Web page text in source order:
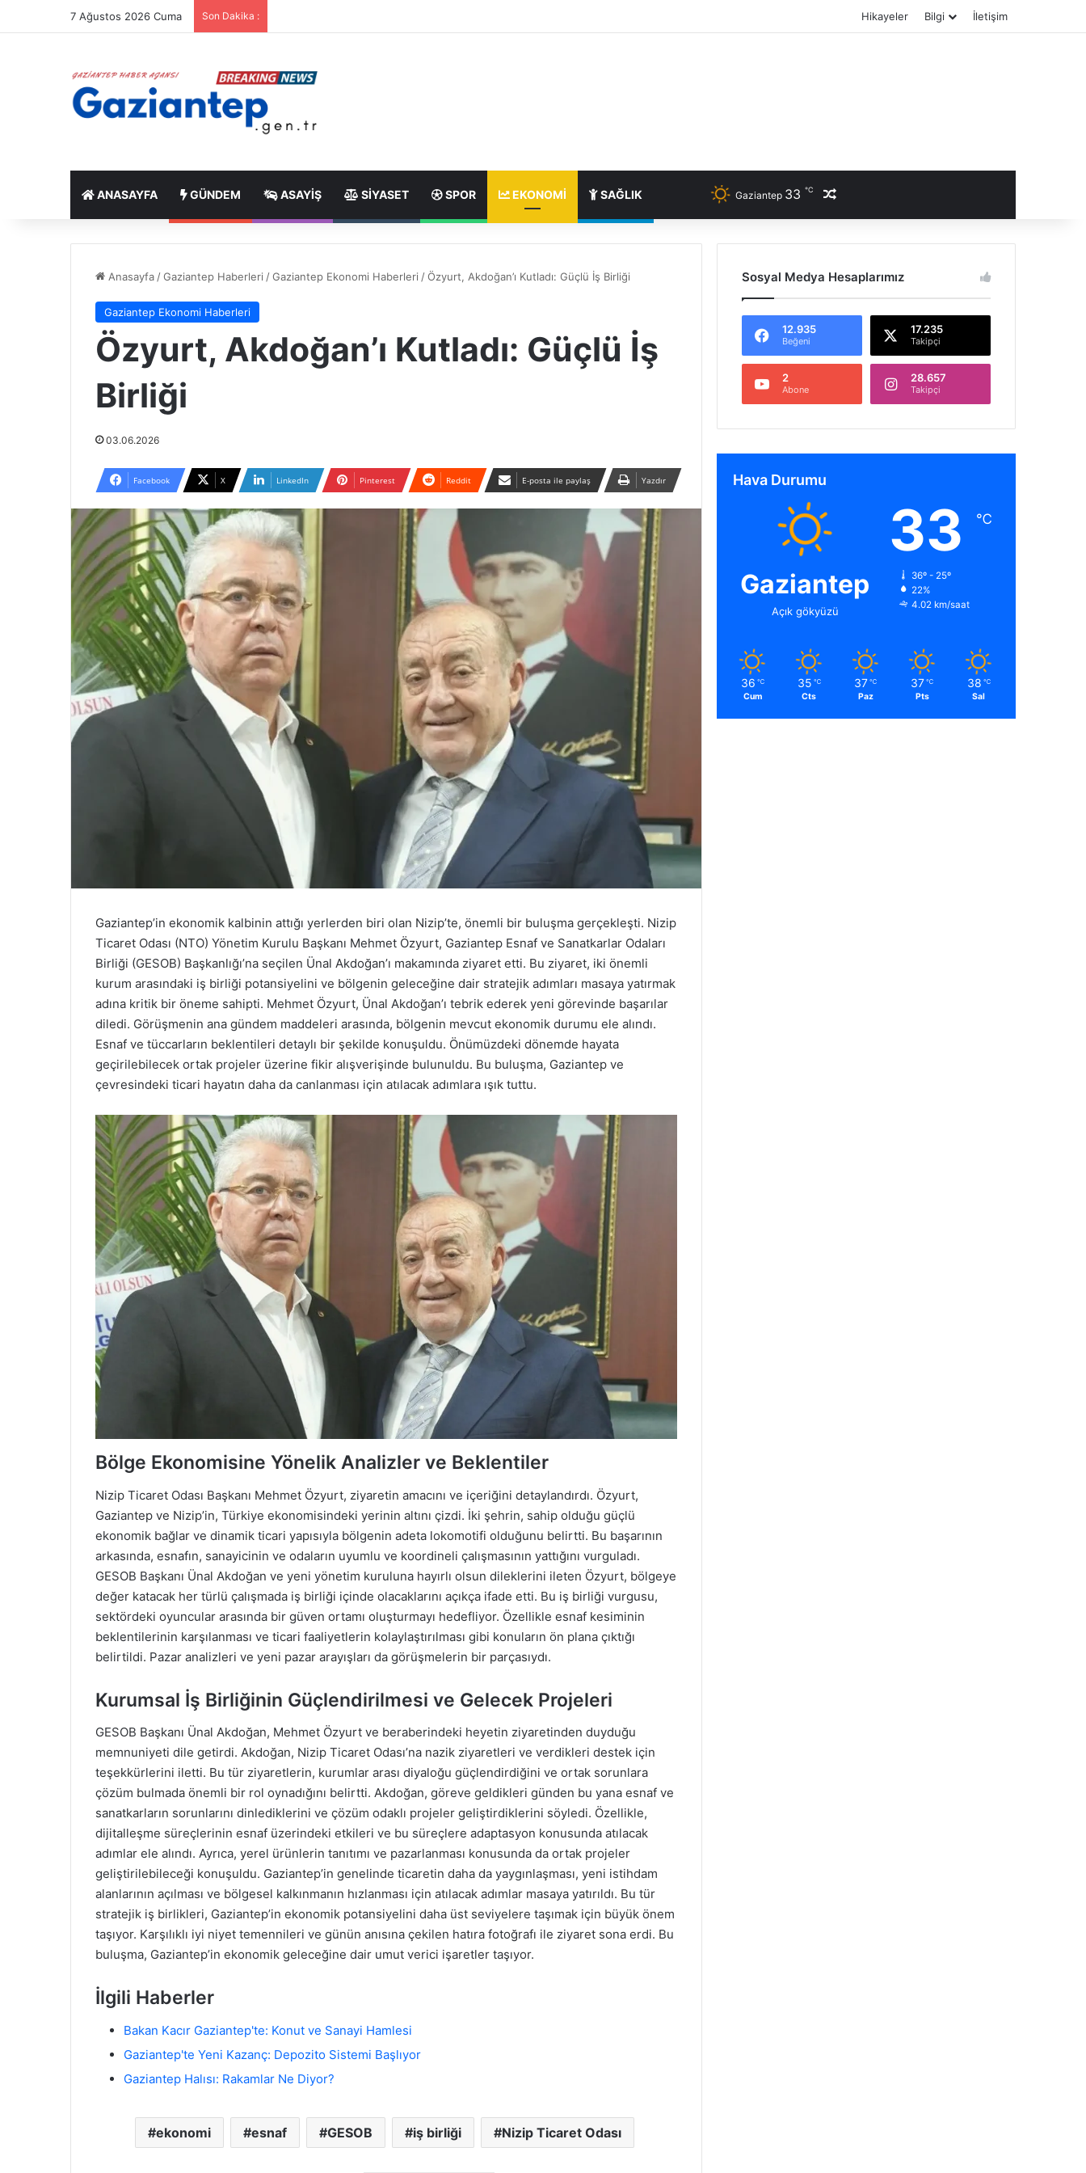
7 Ağustos 2026 Cuma Son Dakika : Hikayeler Bilgi İletişim
ANASAYFA GÜNDEM ASAYIŞ SIYASET SPOR EKONOMI SAĞLIK Gaziantep 33 ℃
Anasayfa /Gaziantep Haberleri /Gaziantep Ekonomi Haberleri /Özyurt, Akdoğan’ı Kutladı: Güçlü İş Birliği
Gaziantep Ekonomi Haberleri
Özyurt, Akdoğan’ı Kutladı: Güçlü İş
Birliği
03.06.2026
Facebook X LinkedIn Pinterest Reddit E-posta ile paylaş Yazdır
Gaziantep’in ekonomik kalbinin attığı yerlerden biri olan Nizip’te, önemli bir buluşma gerçekleşti. Nizip
Ticaret Odası (NTO) Yönetim Kurulu Başkanı Mehmet Özyurt, Gaziantep Esnaf ve Sanatkarlar Odaları
Birliği (GESOB) Başkanlığı’na seçilen Ünal Akdoğan’ı makamında ziyaret etti. Bu ziyaret, iki önemli
kurum arasındaki iş birliği potansiyelini ve bölgenin geleceğine dair stratejik adımları masaya yatırmak
adına kritik bir öneme sahipti. Mehmet Özyurt, Ünal Akdoğan’ı tebrik ederek yeni görevinde başarılar
diledi. Görüşmenin ana gündem maddeleri arasında, bölgenin mevcut ekonomik durumu ele alındı.
Esnaf ve tüccarların beklentileri detaylı bir şekilde konuşuldu. Önümüzdeki dönemde hayata
geçirilebilecek ortak projeler üzerine fikir alışverişinde bulunuldu. Bu buluşma, Gaziantep ve
çevresindeki ticari hayatın daha da canlanması için atılacak adımlara ışık tuttu.
Bölge Ekonomisine Yönelik Analizler ve Beklentiler
Nizip Ticaret Odası Başkanı Mehmet Özyurt, ziyaretin amacını ve içeriğini detaylandırdı. Özyurt,
Gaziantep ve Nizip’in, Türkiye ekonomisindeki yerinin altını çizdi. İki şehrin, sahip olduğu güçlü
ekonomik bağlar ve dinamik ticari yapısıyla bölgenin adeta lokomotifi olduğunu belirtti. Bu başarının
arkasında, esnafın, sanayicinin ve odaların uyumlu ve koordineli çalışmasının yattığını vurguladı.
GESOB Başkanı Ünal Akdoğan ve yeni yönetim kuruluna hayırlı olsun dileklerini ileten Özyurt, bölgeye
değer katacak her türlü çalışmada iş birliği içinde olacaklarını açıkça ifade etti. Bu iş birliği vurgusu,
sektördeki oyuncular arasında bir güven ortamı oluşturmayı hedefliyor. Özellikle esnaf kesiminin
beklentilerinin karşılanması ve ticari faaliyetlerin kolaylaştırılması gibi konuların ön plana çıktığı
belirtildi. Pazar analizleri ve yeni pazar arayışları da görüşmelerin bir parçasıydı.
Kurumsal İş Birliğinin Güçlendirilmesi ve Gelecek Projeleri
GESOB Başkanı Ünal Akdoğan, Mehmet Özyurt ve beraberindeki heyetin ziyaretinden duyduğu
memnuniyeti dile getirdi. Akdoğan, Nizip Ticaret Odası’na nazik ziyaretleri ve verdikleri destek için
teşekkürlerini iletti. Bu tür ziyaretlerin, kurumlar arası diyaloğu güçlendirdiğini ve ortak sorunlara
çözüm bulmada önemli bir rol oynadığını belirtti. Akdoğan, göreve geldikleri günden bu yana esnaf ve
sanatkarların sorunlarını dinlediklerini ve çözüm odaklı projeler geliştirdiklerini söyledi. Özellikle,
dijitalleşme süreçlerinin esnaf üzerindeki etkileri ve bu süreçlere adaptasyon konusunda atılacak
adımlar ele alındı. Ayrıca, yerel ürünlerin tanıtımı ve pazarlanması konusunda da ortak projeler
geliştirilebileceği konuşuldu. Gaziantep’in genelinde ticaretin daha da yaygınlaşması, yeni istihdam
alanlarının açılması ve bölgesel kalkınmanın hızlanması için atılacak adımlar masaya yatırıldı. Bu tür
stratejik iş birlikleri, Gaziantep’in ekonomik potansiyelini daha üst seviyelere taşımak için büyük önem
taşıyor. Karşılıklı iyi niyet temennileri ve günün anısına çekilen hatıra fotoğrafı ile ziyaret sona erdi. Bu
buluşma, Gaziantep’in ekonomik geleceğine dair umut verici işaretler taşıyor.
İlgili Haberler
Bakan Kacır Gaziantep'te: Konut ve Sanayi Hamlesi
Gaziantep'te Yeni Kazanç: Depozito Sistemi Başlıyor
Gaziantep Halısı: Rakamlar Ne Diyor?
ekonomi esnaf GESOB iş birliği Nizip Ticaret Odası
Sosyal Medya Hesaplarımız
12.935
Beğeni
17.235
Takipçi
2
Abone
28.657
Takipçi
Hava Durumu
Gaziantep
Açık gökyüzü
33 ℃
36º - 25º
22%
4.02 km/saat
36 ℃
Cum
35 ℃
Cts
37 ℃
Paz
37 ℃
Pts
38 ℃
Sal